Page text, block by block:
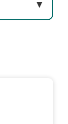
▼